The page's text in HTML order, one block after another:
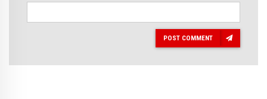
POST COMMENT